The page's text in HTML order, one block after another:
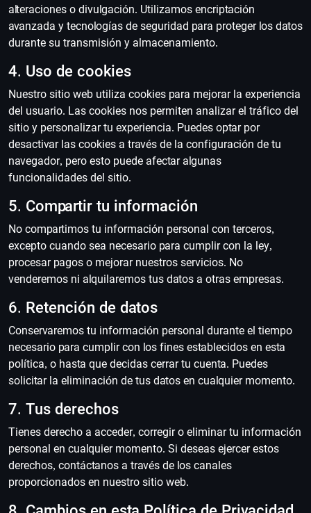
alteraciones o divulgación. Utilizamos encriptación
avanzada y tecnologías de seguridad para proteger los datos
durante su transmisión y almacenamiento.
4. Uso de cookies
Nuestro sitio web utiliza cookies para mejorar la experiencia
del usuario. Las cookies nos permiten analizar el tráfico del
sitio y personalizar tu experiencia. Puedes optar por
desactivar las cookies a través de la configuración de tu
navegador, pero esto puede afectar algunas
funcionalidades del sitio.
5. Compartir tu información
No compartimos tu información personal con terceros,
excepto cuando sea necesario para cumplir con la ley,
procesar pagos o mejorar nuestros servicios. No
venderemos ni alquilaremos tus datos a otras empresas.
6. Retención de datos
Conservaremos tu información personal durante el tiempo
necesario para cumplir con los fines establecidos en esta
política, o hasta que decidas cerrar tu cuenta. Puedes
solicitar la eliminación de tus datos en cualquier momento.
7. Tus derechos
Tienes derecho a acceder, corregir o eliminar tu información
personal en cualquier momento. Si deseas ejercer estos
derechos, contáctanos a través de los canales
proporcionados en nuestro sitio web.